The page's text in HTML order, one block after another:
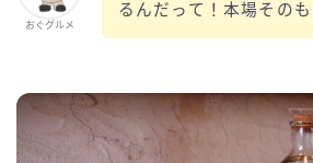
おぐグルメ
るんだって！本場そのも